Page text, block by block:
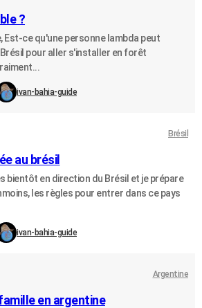
?
Est-ce qu'une personne lambda peut
pour aller s'installer en forêt
ivan-bahia-guide
Brésil
au brésil
bientôt en direction du Brésil et je prépare
les règles pour entrer dans ce pays
ivan-bahia-guide
Argentine
en argentine